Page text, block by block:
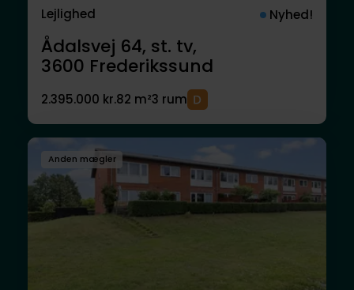
Lejlighed Nyhed!
Ådalsvej 64, st. tv,
3600 Frederikssund
2.395.000 kr.82 m²3 rum
Anden mægler